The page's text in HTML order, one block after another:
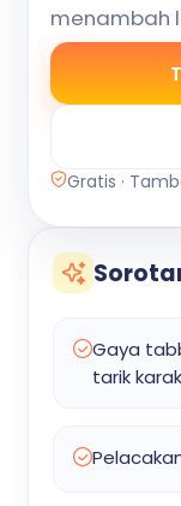
menambah
Gratis ·
Gaya
tarik